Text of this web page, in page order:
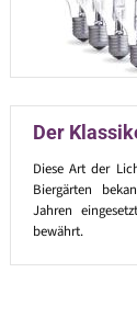
Der
Diese Art der
Biergärten
Jahren
bewährt.